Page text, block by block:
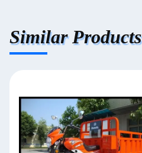
Similar Products